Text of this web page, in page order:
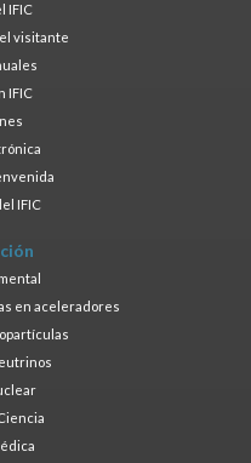
IFIC
visitante
IFIC
IFIC
en aceleradores